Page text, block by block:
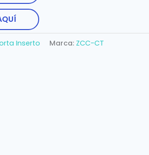
Inserto Marca: ZCC-CT